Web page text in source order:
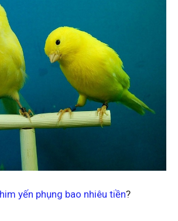
yến phụng bao nhiêu tiền?